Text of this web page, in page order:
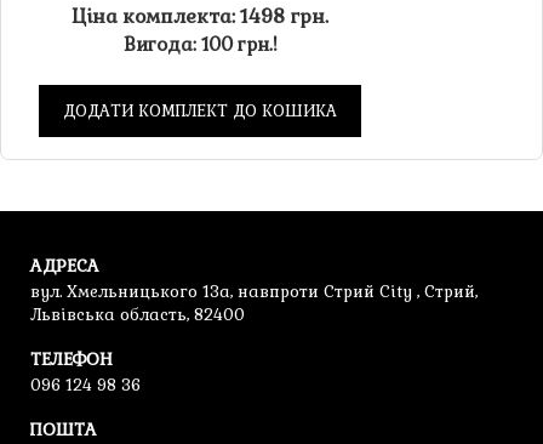
Ціна комплекта: 1498 грн.
Вигода: 100 грн.!
ДОДАТИ КОМПЛЕКТ ДО КОШИКА
АДРЕСА
вул. Хмельницького 13а, навпроти Стрий City , Стрий,
Львівська область, 82400
ТЕЛЕФОН
096 124 98 36
ПОШТА